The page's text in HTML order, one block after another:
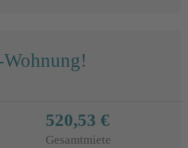
520,53 €
Gesamtmiete